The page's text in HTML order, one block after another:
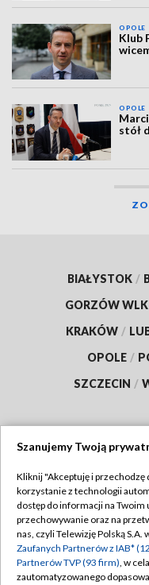
OPOLE
Klub
OPOLE
stół
BIAŁYSTOK /
GORZÓW
KRAKÓW /
OPOLE /
SZCZECIN /
Abonament TVP
Emisja w TVP
Centrum informacji
Szanujemy Twoją
Kliknij "Akceptuję i przechodzę
korzystanie z technologii
dostęp do informacji na
przechowywanie oraz na
nas, czyli Telewizję Polską S.A.
Zaufanych Partnerów z IAB*
Partnerów TVP (93 firm), w
zautomatyzowanego